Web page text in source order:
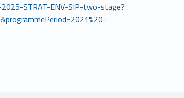
STRAT-ENV-SIP-two-stage?